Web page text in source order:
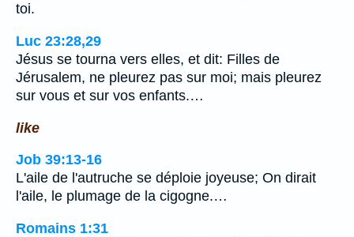
toi.
Luc 23:28,29
Jésus se tourna vers elles, et dit: Filles de
Jérusalem, ne pleurez pas sur moi; mais pleurez
sur vous et sur vos enfants.…
like
Job 39:13-16
L'aile de l'autruche se déploie joyeuse; On dirait
l'aile, le plumage de la cigogne.…
Romains 1:31